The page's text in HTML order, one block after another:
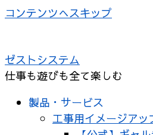
コンテンツへスキップ
ゼストシステム
仕事も遊びも全て楽しむ
製品・サービス
工事用イメージア